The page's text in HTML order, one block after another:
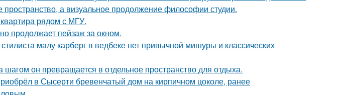
пространство, а визуальное продолжение философии студии.
рядом с МГУ.
продолжает пейзаж за окном.
малу карберг в ведбеке нет привычной мишуры и классических
он превращается в отдельное пространство для отдыха.
в Сысерти бревенчатый дом на кирпичном цоколе, ранее